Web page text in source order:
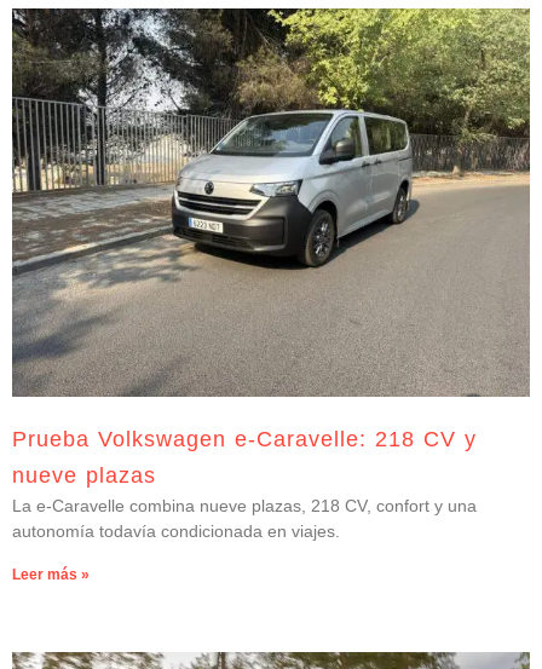
Prueba Volkswagen e-Caravelle: 218 CV y
nueve plazas
La e-Caravelle combina nueve plazas, 218 CV, confort y una
autonomía todavía condicionada en viajes.
Leer más »